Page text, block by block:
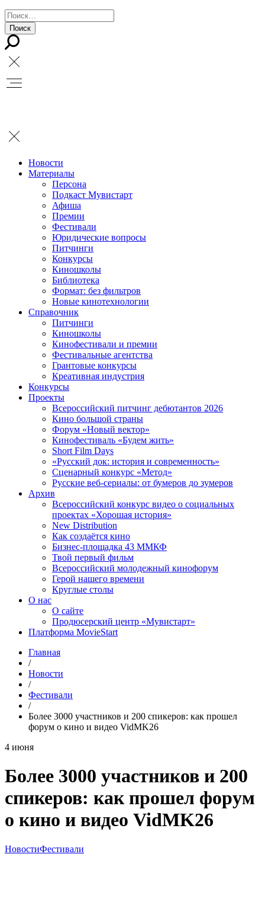
Новости
Материалы
Персона
Подкаст Мувистарт
Афиша
Премии
Фестивали
Юридические вопросы
Питчинги
Конкурсы
Киношколы
Библиотека
Формат: без фильтров
Новые кинотехнологии
Справочник
Питчинги
Киношколы
Кинофестивали и премии
Фестивальные агентства
Грантовые конкурсы
Креативная индустрия
Конкурсы
Проекты
Всероссийский питчинг дебютантов 2026
Кино большой страны
Форум «Новый вектор»
Кинофестиваль «Будем жить»
Short Film Days
«Русский док: история и современность»
Сценарный конкурс «Метод»
Русские веб-сериалы: от бумеров до зумеров
Архив
Всероссийский конкурс видео о социальных
проектах «Хорошая история»
New Distribution
Как создаётся кино
Бизнес-площадка 43 ММКФ
Твой первый фильм
Всероссийский молодежный кинофорум
Герой нашего времени
Круглые столы
О нас
О сайте
Продюсерский центр «Мувистарт»
Платформа MovieStart
Главная
/
Новости
/
Фестивали
/
Более 3000 участников и 200 спикеров: как прошел
форум о кино и видео VidMK26
4 июня
Более 3000 участников и 200
спикеров: как прошел форум
о кино и видео VidMK26
НовостиФестивали